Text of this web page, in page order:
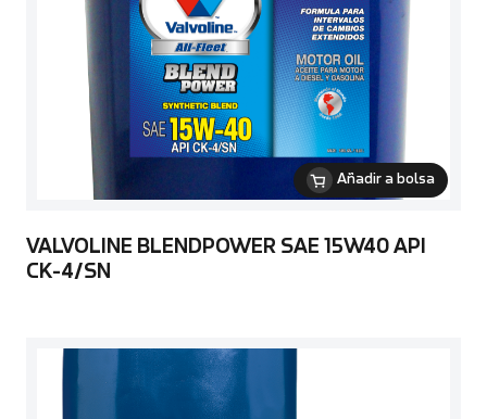
Añadir a bolsa
VALVOLINE BLENDPOWER SAE 15W40 API
CK-4/SN